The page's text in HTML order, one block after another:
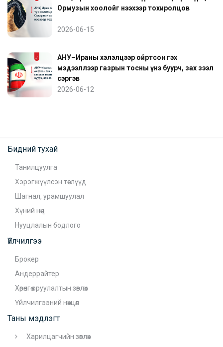
Ормузын хоолойг нээхээр тохиролцов
2026-06-15
АНУ–Ираны хэлэлцээр ойртсон гэх
мэдээллээр газрын тосны үнэ буурч, зах зээл
сэргэв
2026-06-12
Бидний тухай
Танилцуулга
Хэрэгжүүлсэн төслүүд
Шагнал, урамшуулал
Хүний нөөц
Нууцлалын бодлого
Үйлчилгээ
Брокер
Андеррайтер
Хөрөнгө оруулалтын зөвлөх
Үйлчилгээний нөхцөл
Таны мэдлэгт
Харилцагчийн зөвлөх